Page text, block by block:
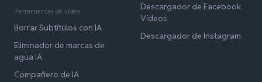
Herramientas de vídeo
Borrar Subtítulos con IA
Eliminador de marcas de
agua IA
Compañero de IA
Descargador de Facebook
Vídeos
Descargador de Instagram